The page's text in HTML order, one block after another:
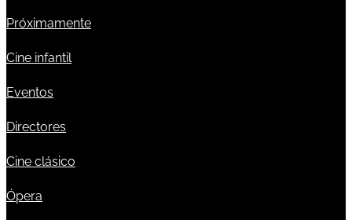
Próximamente
Cine infantil
Eventos
Directores
Cine clásico
Ópera